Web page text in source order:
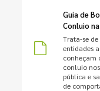
Guia de
Conluio
Trata-se
entidades
conheçam
conluio
pública e
de